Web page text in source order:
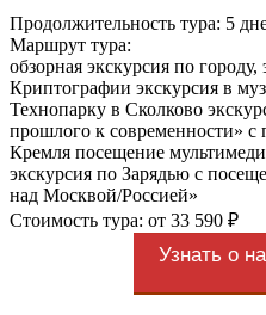
Продолжительность тура: 5
Маршрут тура:
обзорная экскурсия по городу,
Криптографии экскурсия в
Технопарку в Сколково
прошлого к современности» с
Кремля посещение
экскурсия по Зарядью с
над Москвой/Россией»
Стоимость тура: от 33 590 ₽
Узнать о